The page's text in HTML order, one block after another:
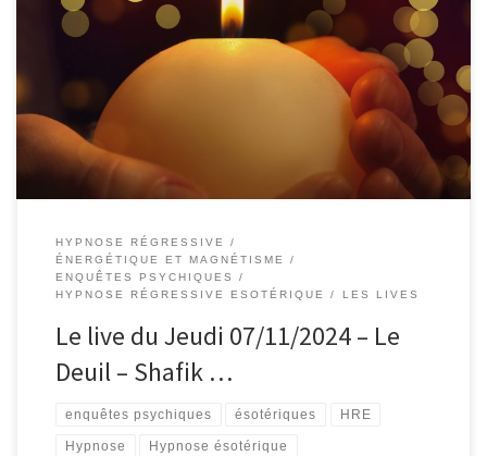
004 – Le live du Jeudi 07/11/2024 – Le Deuil – #ShafikBenAmar
#Hypnose #Régressive #ésotériques Le deuil, le passage d’âme
en HRE. Le deuil d’un symptôme Le deuil d’une relation, il est
possible de faire le deuil d’une relation quand la personne est
toujours en vie. Le deuil d’une personne, […]
HYPNOSE RÉGRESSIVE
ÉNERGÉTIQUE ET MAGNÉTISME
ENQUÊTES PSYCHIQUES
HYPNOSE RÉGRESSIVE ESOTÉRIQUE
LES LIVES
Le live du Jeudi 07/11/2024 – Le
Deuil – Shafik …
enquêtes psychiques ésotériques HRE
Hypnose Hypnose ésotérique